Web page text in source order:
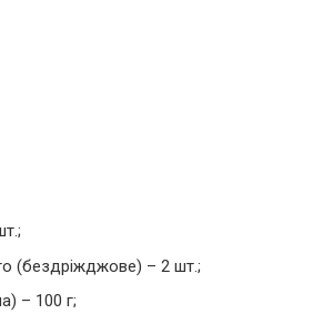
(бездріжджове) – 2 шт.;
– 100 г;